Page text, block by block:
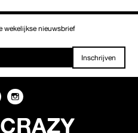
wekelijkse nieuwsbrief
Inschrijven